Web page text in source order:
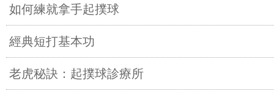
如何練就拿手起撲球
經典短打基本功
老虎秘訣：起撲球診療所